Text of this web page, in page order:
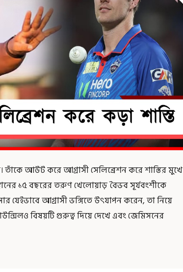
তাঁকে আউট করে আগ্রাসী সেলিব্রেশন করে শাস্তির মুখে
১৫ বছরের তরুণ খেলোয়াড় বৈভব সূর্যবংশীকে
যেইভাবে আগ্রাসী ভঙ্গিতে উৎযাপন করেন, তা নিয়ে
বিষয়টি গুরুত্ব দিয়ে দেখে এবং জেমিসনের